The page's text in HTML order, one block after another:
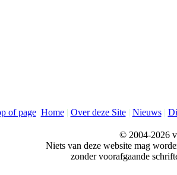
Home| Over deze Site| Nieuws|
© 2004-2026
Niets van deze website mag
zonder voorafgaande